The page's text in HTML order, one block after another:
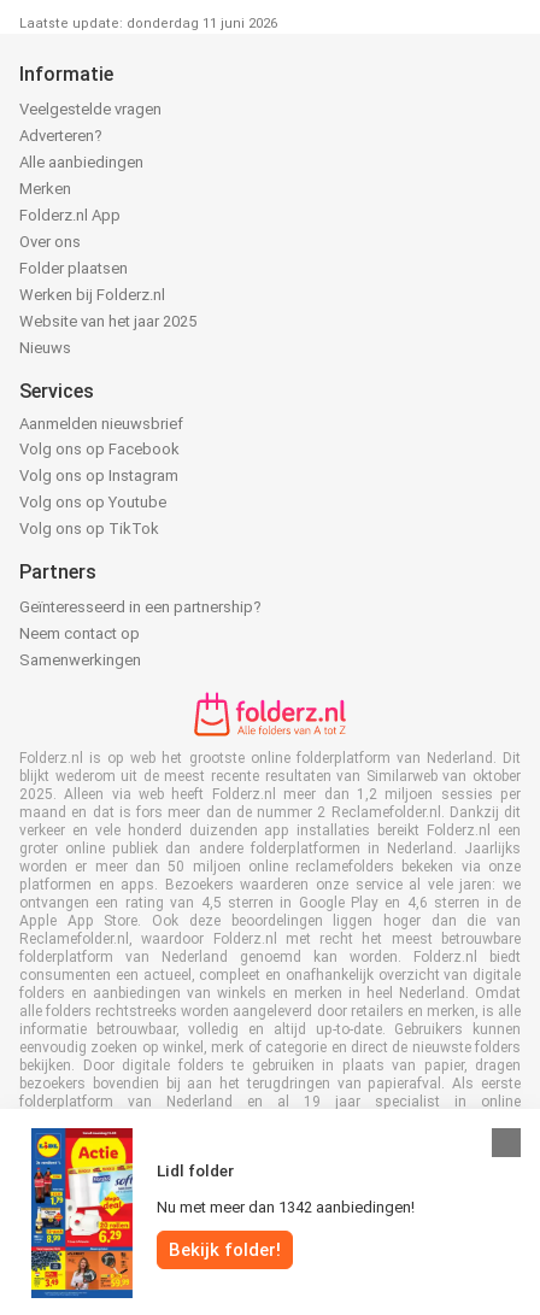
Laatste update: donderdag 11 juni 2026
Lidl folder
Nu met meer dan 1342 aanbiedingen!
Bekijk folder!
Informatie
Veelgestelde vragen
Adverteren?
Alle aanbiedingen
Merken
Folderz.nl App
Over ons
Folder plaatsen
Werken bij Folderz.nl
Website van het jaar 2025
Nieuws
Services
Aanmelden nieuwsbrief
Volg ons op Facebook
Volg ons op Instagram
Volg ons op Youtube
Volg ons op TikTok
Partners
Geïnteresseerd in een partnership?
Neem contact op
Samenwerkingen
Folderz.nl is op web het grootste online folderplatform van Nederland. Dit
blijkt wederom uit de meest recente resultaten van Similarweb van oktober
2025. Alleen via web heeft Folderz.nl meer dan 1,2 miljoen sessies per
maand en dat is fors meer dan de nummer 2 Reclamefolder.nl. Dankzij dit
verkeer en vele honderd duizenden app installaties bereikt Folderz.nl een
groter online publiek dan andere folderplatformen in Nederland. Jaarlijks
worden er meer dan 50 miljoen online reclamefolders bekeken via onze
platformen en apps. Bezoekers waarderen onze service al vele jaren: we
ontvangen een rating van 4,5 sterren in Google Play en 4,6 sterren in de
Apple App Store. Ook deze beoordelingen liggen hoger dan die van
Reclamefolder.nl, waardoor Folderz.nl met recht het meest betrouwbare
folderplatform van Nederland genoemd kan worden. Folderz.nl biedt
consumenten een actueel, compleet en onafhankelijk overzicht van digitale
folders en aanbiedingen van winkels en merken in heel Nederland. Omdat
alle folders rechtstreeks worden aangeleverd door retailers en merken, is alle
informatie betrouwbaar, volledig en altijd up-to-date. Gebruikers kunnen
eenvoudig zoeken op winkel, merk of categorie en direct de nieuwste folders
bekijken. Door digitale folders te gebruiken in plaats van papier, dragen
bezoekers bovendien bij aan het terugdringen van papierafval. Als eerste
folderplatform van Nederland en al 19 jaar specialist in online
met retailers en merken. Hierdoor zijn we uitgegroeid tot de toonaangevende
speler in de digitale foldermarkt.
Alle rechten voorbehouden © Folderz.nl 2026 |